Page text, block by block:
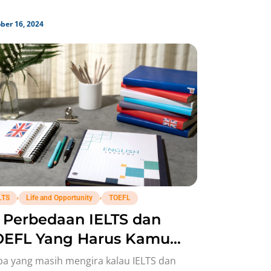
16, 2024
, Life and Opportunity , TOEFL
Perbedaan IELTS dan
Yang Harus Kamu
yang masih mengira kalau IELTS dan